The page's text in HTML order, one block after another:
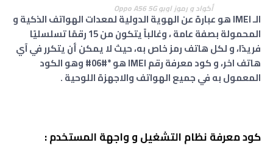
أكواد و رموز اوبو Oppo A56 5G
الـ IMEI هو عبارة عن الهوية الدولية لمعدات الهواتف الذكية و
المحمولة بصفة عامة ، وغالباً يتكون من 15 رقمًا تسلسليًا
فريدًا، و لكل هاتف رمز خاص به، حيث لا يمكن أن يتكرر في آي
هاتف اخر، و كود معرفة رقم IMEI هو *#06# وهو الكود
المعمول به في جميع الهواتف والاجهزة اللوحية .
كود معرفة نظام التشغيل و واجهة المستخدم :